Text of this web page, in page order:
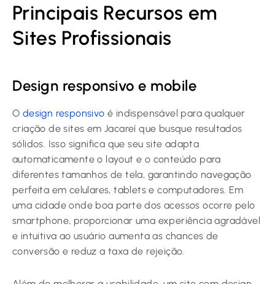
Principais Recursos em
Sites Profissionais
Design responsivo e mobile
O design responsivo é indispensável para qualquer
criação de sites em Jacareí que busque resultados
sólidos. Isso significa que seu site adapta
automaticamente o layout e o conteúdo para
diferentes tamanhos de tela, garantindo navegação
perfeita em celulares, tablets e computadores. Em
uma cidade onde boa parte dos acessos ocorre pelo
smartphone, proporcionar uma experiência agradável
e intuitiva ao usuário aumenta as chances de
conversão e reduz a taxa de rejeição.